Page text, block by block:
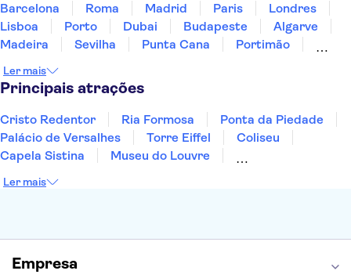
Barcelona Roma Madrid Paris
Londres
Lisboa
Porto Dubai Budapeste
Algarve
Madeira
Sevilha Punta Cana
Portimão
Sesimbra
Ler mais
Principais atrações
Cristo Redentor Ria Formosa
Ponta da Piedade
Palácio de Versalhes
Torre Eiffel
Coliseu
Capela Sistina
Museu do Louvre
Torre de Belém
Ler mais
Empresa